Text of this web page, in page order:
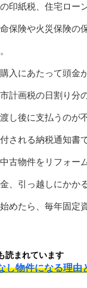
印紙税、住宅ロー
保険や火災保険の
入にあたって頭金
計画税の日割り分
し後に支払うのが
される納税通知書
古物件をリフォー
、引っ越しにかか
めたら、毎年固定
読まれています
し物件になる理由